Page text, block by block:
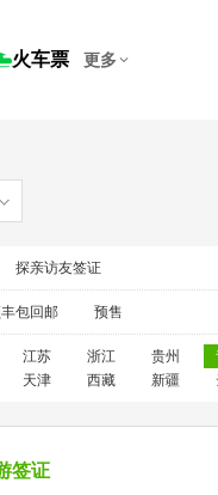
火车票 更多
探亲访友签证
包回邮 预售
江苏 浙江 贵州
天津 西藏 新疆
签证